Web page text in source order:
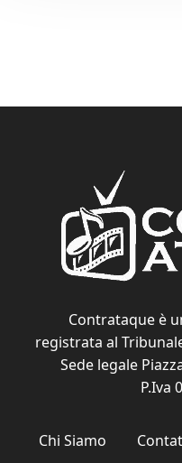
Contrataque è
registrata al
Sede legale
P.Iva
Chi Siamo